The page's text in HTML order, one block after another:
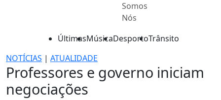
Somos
Nós
ÚltimasMúsicaDesportoTrânsito
NOTÍCIAS | ATUALIDADE
Professores e governo iniciam
negociações